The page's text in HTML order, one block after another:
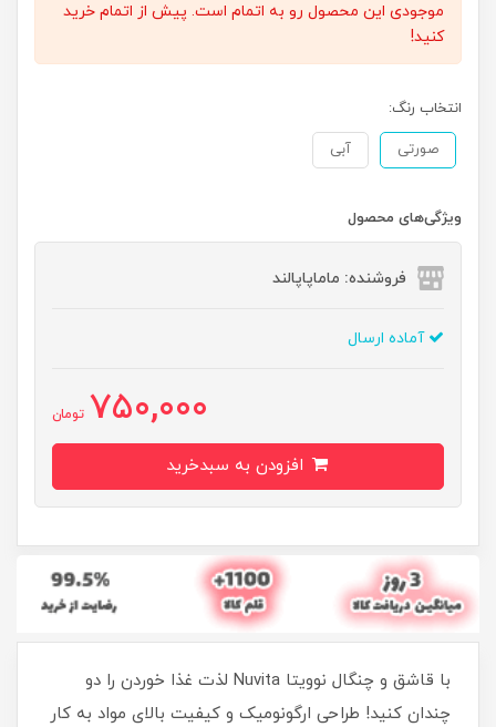
موجودی این محصول رو به اتمام است. پیش از اتمام خرید
کنید!
انتخاب رنگ:
صورتی آبی
ویژگی‌های محصول
فروشنده: ماماپاپالند
آماده ارسال
750,000 تومان
با قاشق و چنگال نوویتا Nuvita لذت غذا خوردن را دو
چندان کنید! طراحی ارگونومیک و کیفیت بالای مواد به کار